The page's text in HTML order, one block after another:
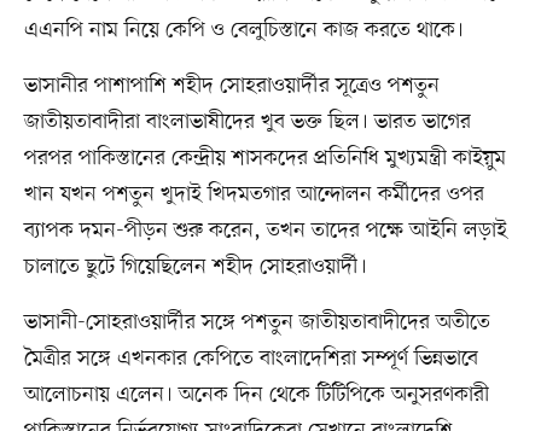
এএনপি নাম নিয়ে কেপি ও বেলুচিস্তানে কাজ করতে থাকে।
ভাসানীর পাশাপাশি শহীদ সোহরাওয়ার্দীর সূত্রেও পশতুন
জাতীয়তাবাদীরা বাংলাভাষীদের খুব ভক্ত ছিল। ভারত ভাগের
পরপর পাকিস্তানের কেন্দ্রীয় শাসকদের প্রতিনিধি মুখ্যমন্ত্রী কাইয়ুম
খান যখন পশতুন খুদাই খিদমতগার আন্দোলন কর্মীদের ওপর
ব্যাপক দমন-পীড়ন শুরু করেন, তখন তাদের পক্ষে আইনি লড়াই
চালাতে ছুটে গিয়েছিলেন শহীদ সোহরাওয়ার্দী।
ভাসানী-সোহরাওয়ার্দীর সঙ্গে পশতুন জাতীয়তাবাদীদের অতীতে
মৈত্রীর সঙ্গে এখনকার কেপিতে বাংলাদেশিরা সম্পূর্ণ ভিন্নভাবে
আলোচনায় এলেন। অনেক দিন থেকে টিটিপিকে অনুসরণকারী